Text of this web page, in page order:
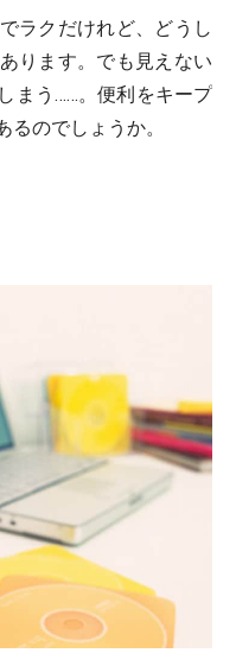
ラクだけれど、どうし
ります。でも見えない
まう……。便利をキープ
のでしょうか。